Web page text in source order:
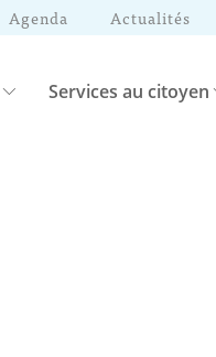
Agenda Actualités
Services au citoyen